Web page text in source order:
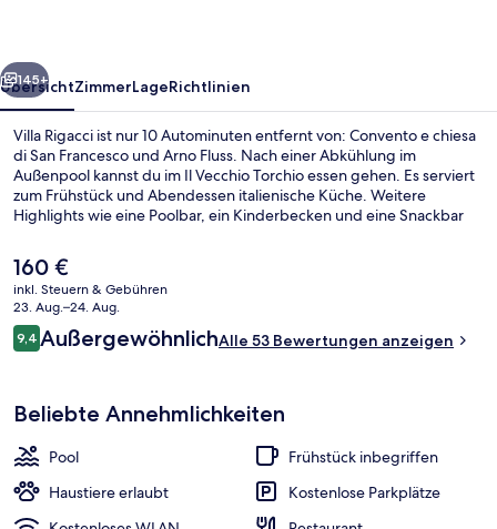
Weiter
145+
ÜbersichtZimmerLageRichtlinien
Villa Rigacci ist nur 10 Autominuten entfernt von: Convento e chiesa
di San Francesco und Arno Fluss. Nach einer Abkühlung im
Außenpool kannst du im Il Vecchio Torchio essen gehen. Es serviert
zum Frühstück und Abendessen italienische Küche. Weitere
Highlights wie eine Poolbar, ein Kinderbecken und eine Snackbar
Der
aktuelle
Preis
beträgt
160 €.
160 €
inkl. Steuern & Gebühren
23. Aug.–24. Aug.
Bewertungen
9,49,4 von 10.
AußergewöhnlichAlle 53 Bewertungen anzeigen
Beliebte Annehmlichkeiten
Pool
Frühstück inbegriffen
Haustiere erlaubt
Kostenlose Parkplätze